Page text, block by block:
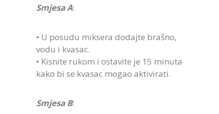
Smjesa Α:
• U posudu miksera dodajte brašno,
vodu i kvasac.
• Kisnite rukom i ostavite je 15 minuta
kako bi se kvasac mogao aktivirati.
Smjesa Β: